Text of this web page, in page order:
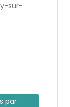
sur-
par